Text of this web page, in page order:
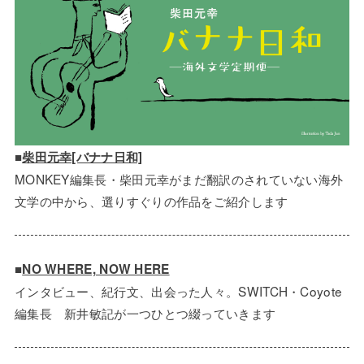
■柴田元幸[バナナ日和]
MONKEY編集長・柴田元幸がまだ翻訳のされていない海外
文学の中から、選りすぐりの作品をご紹介します
■NO WHERE, NOW HERE
インタビュー、紀行文、出会った人々。SWITCH・Coyote
編集長 新井敏記が一つひとつ綴っていきます